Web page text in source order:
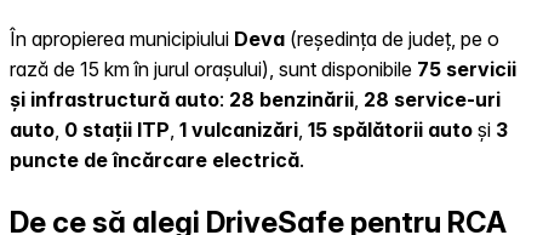
În apropierea municipiului Deva (reședința de județ, pe o
rază de 15 km în jurul orașului), sunt disponibile 75 servicii
și infrastructură auto: 28 benzinării, 28 service-uri
auto, 0 stații ITP, 1 vulcanizări, 15 spălătorii auto și 3
puncte de încărcare electrică.
De ce să alegi DriveSafe pentru RCA